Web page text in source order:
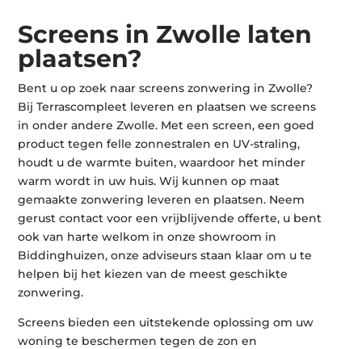
Screens in Zwolle laten
plaatsen?
Bent u op zoek naar screens zonwering in Zwolle?
Bij Terrascompleet leveren en plaatsen we screens
in onder andere Zwolle. Met een screen, een goed
product tegen felle zonnestralen en UV-straling,
houdt u de warmte buiten, waardoor het minder
warm wordt in uw huis. Wij kunnen op maat
gemaakte zonwering leveren en plaatsen. Neem
gerust contact voor een vrijblijvende offerte, u bent
ook van harte welkom in onze showroom in
Biddinghuizen, onze adviseurs staan klaar om u te
helpen bij het kiezen van de meest geschikte
zonwering.
Screens bieden een uitstekende oplossing om uw
woning te beschermen tegen de zon en